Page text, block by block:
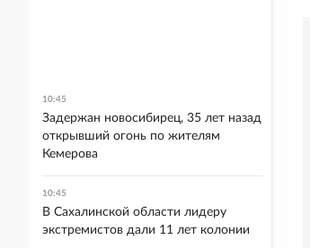
10:45
Задержан новосибирец, 35 лет назад
открывший огонь по жителям
Кемерова
10:45
В Сахалинской области лидеру
экстремистов дали 11 лет колонии